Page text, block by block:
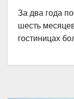
За два года
шесть
гостиницах